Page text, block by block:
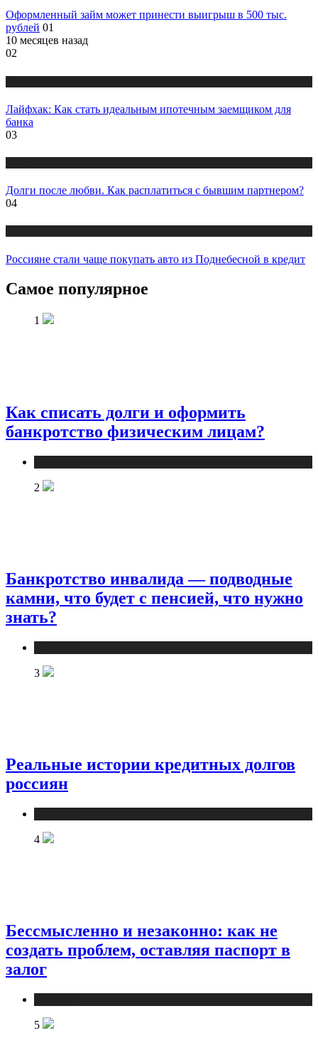
Оформленный займ может принести выигрыш в 500 тыс.
рублей 01
10 месяцев назад
02
Лайфхак: Как стать идеальным ипотечным заемщиком для
банка
03
Долги после любви. Как расплатиться с бывшим партнером?
04
Россияне стали чаще покупать авто из Поднебесной в кредит
Самое популярное
1
Как списать долги и оформить
банкротство физическим лицам?
2
Банкротство инвалида — подводные
камни, что будет с пенсией, что нужно
знать?
3
Реальные истории кредитных долгов
россиян
4
Бессмысленно и незаконно: как не
создать проблем, оставляя паспорт в
залог
5